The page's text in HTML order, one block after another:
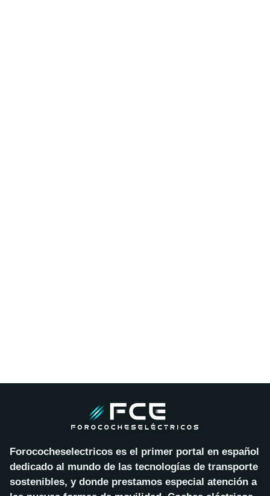
Forococheselectricos es el primer portal en español
dedicado al mundo de las tecnologías de transporte
sostenibles, y donde prestamos especial atención a